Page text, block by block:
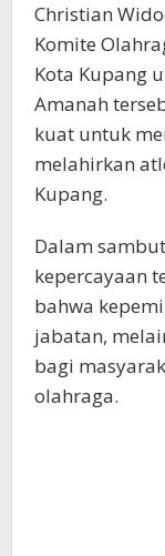
Christian
Komite
Kota Kupang
Amanah
kuat untuk
melahirkan
Kupang.
Dalam
kepercayaan
bahwa
jabatan,
bagi
olahraga.